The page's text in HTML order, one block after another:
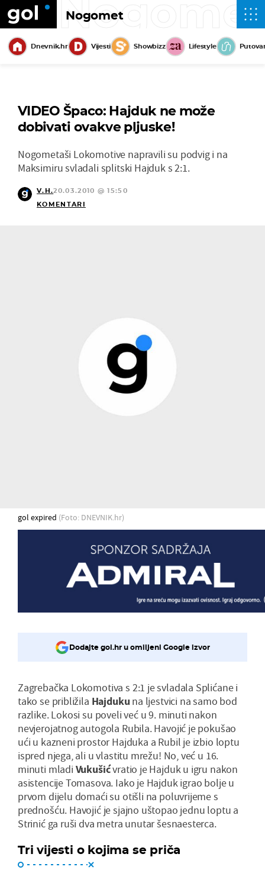
Nogomet
Dnevnik.hr Vijesti Showbizz Lifestyle
VIDEO Špaco: Hajduk ne može
dobivati ovakve pljuske!
Nogometaši Lokomotive napravili su podvig i na
Maksimiru svladali splitski Hajduk s 2:1.
V.H.20.03.2010 @ 15:50
KOMENTARI
gol expired (Foto: DNEVNIK.hr)
Dodajte gol.hr u omiljeni Google izvor
Zagrebačka Lokomotiva s 2:1 je svladala Splićane i
tako se približila Hajduku na ljestvici na samo bod
razlike. Lokosi su poveli već u 9. minuti nakon
nevjerojatnog autogola Rubila. Havojić je pokušao
ući u kazneni prostor Hajduka a Rubil je izbio loptu
ispred njega, ali u vlastitu mrežu! No, već u 16.
minuti mladi Vukušićvratio je Hajduk u igru nakon
asistencije Tomasova. Iako je Hajduk igrao bolje u
prvom dijelu domaći su otišli na poluvrijeme s
prednošću. Havojić je sjajno uštopao jednu loptu a
Strinić ga ruši dva metra unutar šesnaesterca.
Tri vijesti o kojima se priča